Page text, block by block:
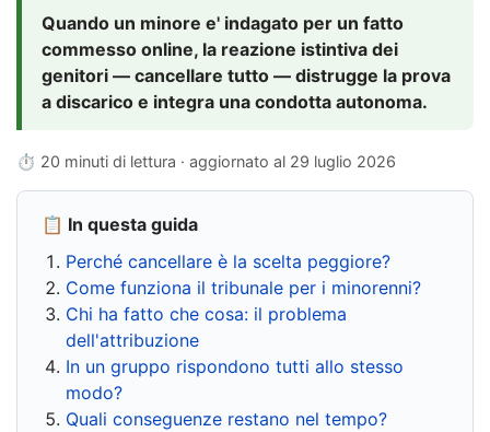
Quando un minore e' indagato per un fatto
commesso online, la reazione istintiva dei
genitori — cancellare tutto — distrugge la prova
a discarico e integra una condotta autonoma.
⏱ 20 minuti di lettura · aggiornato al 29 luglio 2026
📋 In questa guida
Perché cancellare è la scelta peggiore?
Come funziona il tribunale per i minorenni?
Chi ha fatto che cosa: il problema
dell'attribuzione
In un gruppo rispondono tutti allo stesso
modo?
Quali conseguenze restano nel tempo?